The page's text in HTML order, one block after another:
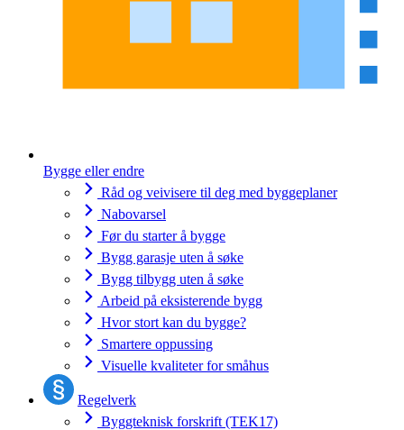
Bygge eller endre
Råd og veivisere til deg med byggeplaner
Nabovarsel
Før du starter å bygge
Bygg garasje uten å søke
Bygg tilbygg uten å søke
Arbeid på eksisterende bygg
Hvor stort kan du bygge?
Smartere oppussing
Visuelle kvaliteter for småhus
Regelverk
Byggteknisk forskrift (TEK17)